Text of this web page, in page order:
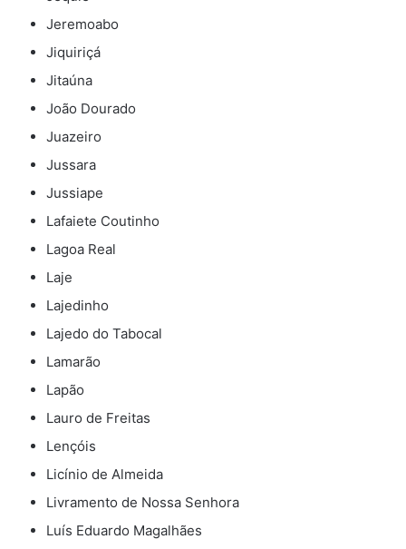
Jeremoabo
Jiquiriçá
Jitaúna
João Dourado
Juazeiro
Jussara
Jussiape
Lafaiete Coutinho
Lagoa Real
Laje
Lajedinho
Lajedo do Tabocal
Lamarão
Lapão
Lauro de Freitas
Lençóis
Licínio de Almeida
Livramento de Nossa Senhora
Luís Eduardo Magalhães